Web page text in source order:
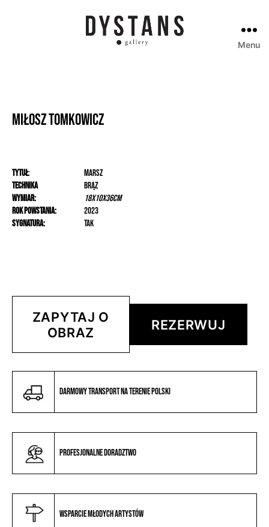
Menu
Miłosz Tomkowicz
Tytuł:
Marsz
Technika
Brąz
Wymiar:
18x10x36cm
Rok powstania:
2023
Sygnatura:
tak
ZAPYTAJ O
OBRAZ
REZERWUJ
Darmowy transport na terenie Polski
Profesjonalne doradztwo
Wsparcie młodych artystów